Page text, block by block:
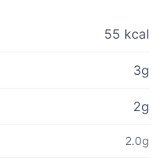
55 kcal
3g
2g
2.0g